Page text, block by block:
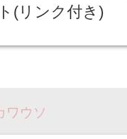
(リンク付き)
ワウソ